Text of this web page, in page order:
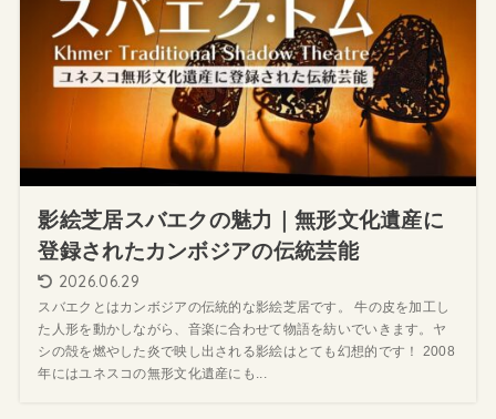
影絵芝居スバエクの魅力｜無形文化遺産に
登録されたカンボジアの伝統芸能
2026.06.29
スバエクとはカンボジアの伝統的な影絵芝居です。 牛の皮を加工し
た人形を動かしながら、音楽に合わせて物語を紡いでいきます。ヤ
シの殻を燃やした炎で映し出される影絵はとても幻想的です！ 2008
年にはユネスコの無形文化遺産にも...